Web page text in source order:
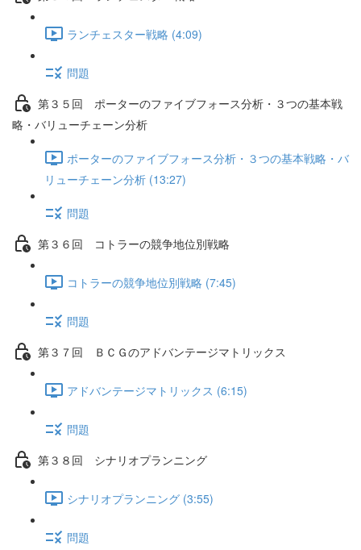
ランチェスター戦略 (4:09)
問題
第３５回 ポーターのファイブフォース分析・３つの基本戦
略・バリューチェーン分析
ポーターのファイブフォース分析・３つの基本戦略・バ
リューチェーン分析 (13:27)
問題
第３６回 コトラーの競争地位別戦略
コトラーの競争地位別戦略 (7:45)
問題
第３７回 ＢＣＧのアドバンテージマトリックス
アドバンテージマトリックス (6:15)
問題
第３８回 シナリオプランニング
シナリオプランニング (3:55)
問題